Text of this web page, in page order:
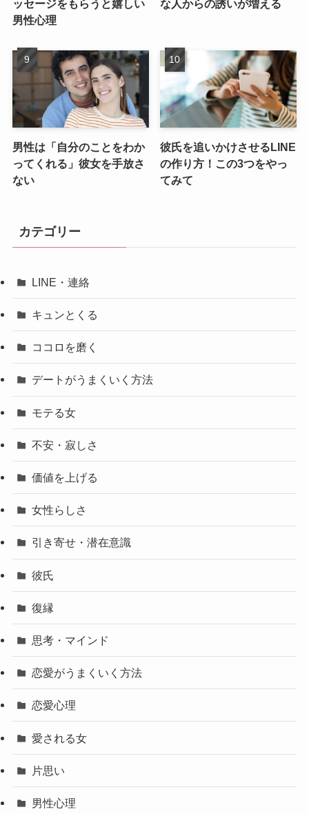
ッセージをもらうと嬉しい
男性心理
な人からの誘いが増える
男性は「自分のことをわか
ってくれる」彼女を手放さ
ない
彼氏を追いかけさせるLINE
の作り方！この3つをやっ
てみて
カテゴリー
LINE・連絡
キュンとくる
ココロを磨く
デートがうまくいく方法
モテる女
不安・寂しさ
価値を上げる
女性らしさ
引き寄せ・潜在意識
彼氏
復縁
思考・マインド
恋愛がうまくいく方法
恋愛心理
愛される女
片思い
男性心理